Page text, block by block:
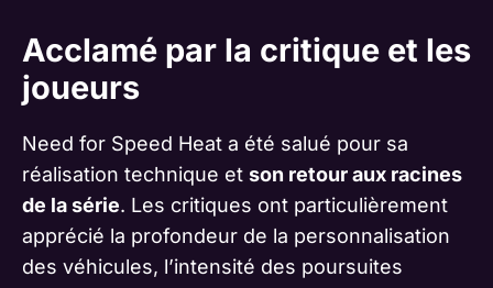
Acclamé par la critique et les
joueurs
Need for Speed Heat a été salué pour sa
réalisation technique et son retour aux racines
de la série. Les critiques ont particulièrement
apprécié la profondeur de la personnalisation
des véhicules, l’intensité des poursuites